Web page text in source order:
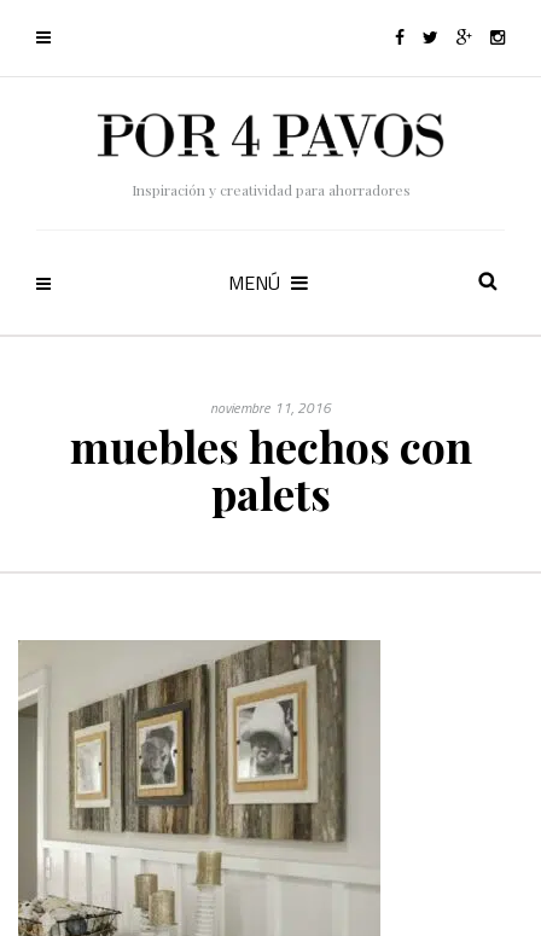
Inspiración y creatividad para ahorradores
MENÚ
noviembre 11, 2016
muebles hechos con
palets